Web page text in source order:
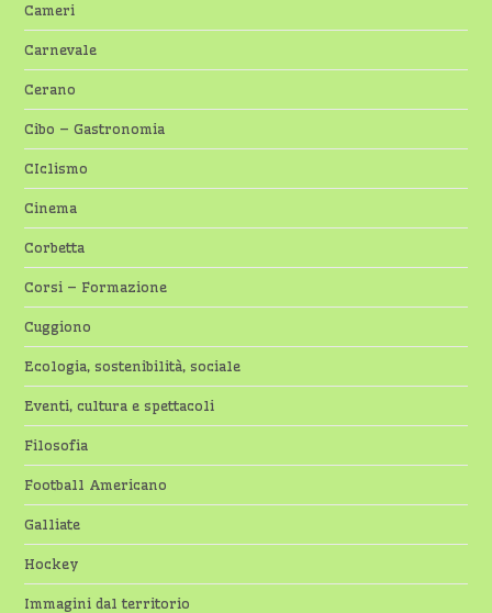
Cameri
Carnevale
Cerano
Cibo – Gastronomia
CIclismo
Cinema
Corbetta
Corsi – Formazione
Cuggiono
Ecologia, sostenibilità, sociale
Eventi, cultura e spettacoli
Filosofia
Football Americano
Galliate
Hockey
Immagini dal territorio